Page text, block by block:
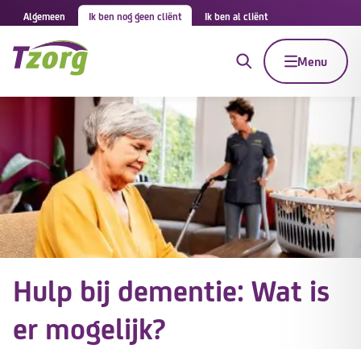
Algemeen Ik ben nog geen cliënt Ik ben al cliënt
Menu
Hulp bij dementie: Wat is
er mogelijk?